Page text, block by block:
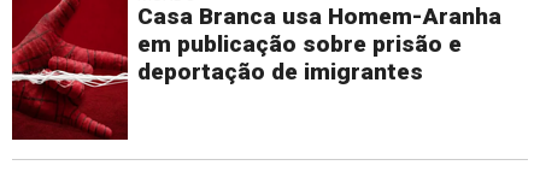
Casa Branca usa Homem-Aranha
em publicação sobre prisão e
deportação de imigrantes